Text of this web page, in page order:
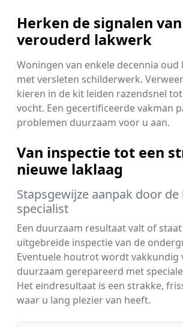
Herken de signalen van
verouderd lakwerk
Woningen van enkele decennia oud
met versleten schilderwerk.
kieren in de kit leiden razendsnel
vocht. Een gecertificeerde vakman
problemen duurzaam voor u aan.
Van inspectie tot een
nieuwe laklaag
Stapsgewijze aanpak door de
specialist
Een duurzaam resultaat valt of
uitgebreide inspectie van de
Eventuele houtrot wordt vakkundig
duurzaam gerepareerd met
Het eindresultaat is een strakke,
waar u lang plezier van heeft.